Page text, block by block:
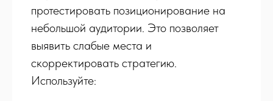
протестировать позиционирование на
небольшой аудитории. Это позволяет
выявить слабые места и
скорректировать стратегию.
Используйте: